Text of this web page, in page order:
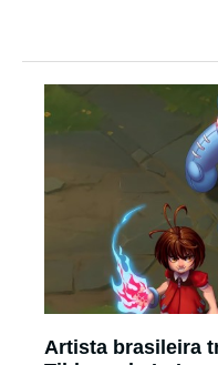
Artista brasileira